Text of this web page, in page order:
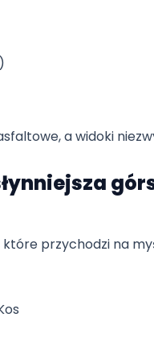
a widoki
przychodzi na